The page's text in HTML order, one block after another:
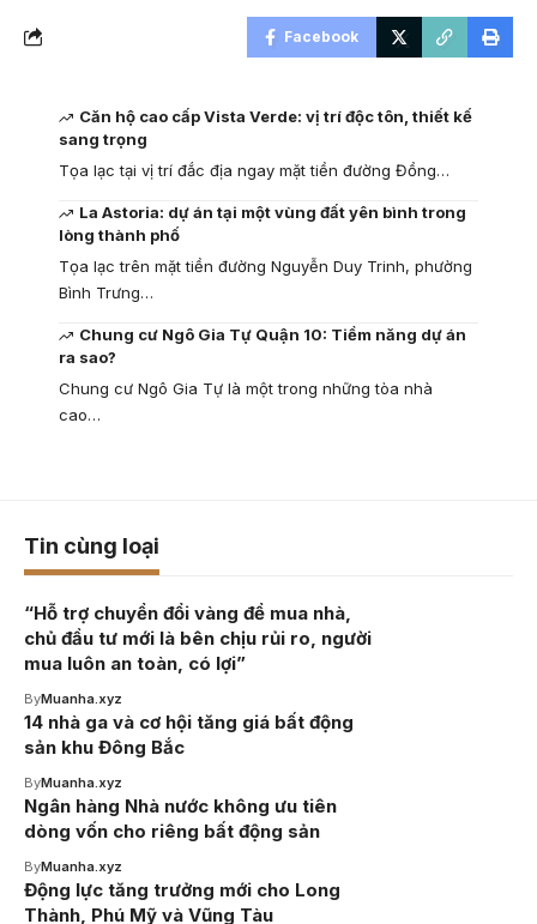
Facebook
Căn hộ cao cấp Vista Verde: vị trí độc tôn, thiết kế
sang trọng
Tọa lạc tại vị trí đắc địa ngay mặt tiền đường Đồng…
La Astoria: dự án tại một vùng đất yên bình trong
lòng thành phố
Tọa lạc trên mặt tiền đường Nguyễn Duy Trinh, phường
Bình Trưng…
Chung cư Ngô Gia Tự Quận 10: Tiềm năng dự án
ra sao?
Chung cư Ngô Gia Tự là một trong những tòa nhà
cao…
Tin cùng loại
“Hỗ trợ chuyển đổi vàng để mua nhà,
chủ đầu tư mới là bên chịu rủi ro, người
mua luôn an toàn, có lợi”
ByMuanha.xyz
14 nhà ga và cơ hội tăng giá bất động
sản khu Đông Bắc
ByMuanha.xyz
Ngân hàng Nhà nước không ưu tiên
dòng vốn cho riêng bất động sản
ByMuanha.xyz
Động lực tăng trưởng mới cho Long
Thành, Phú Mỹ và Vũng Tàu